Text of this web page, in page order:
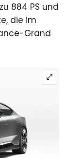
884 PS und
die im
Grand